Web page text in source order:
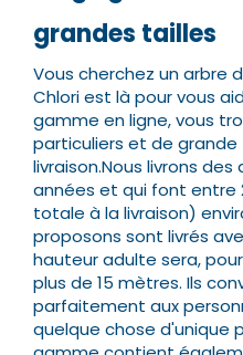
grandes tailles
Vous cherchez un arbre
Chlori est là pour vous
gamme en ligne, vous
particuliers et de grande
livraison.Nous livrons des
années et qui font
totale à la livraison)
proposons sont livrés
hauteur adulte sera,
plus de 15 mètres. Ils
parfaitement aux
quelque chose d'unique